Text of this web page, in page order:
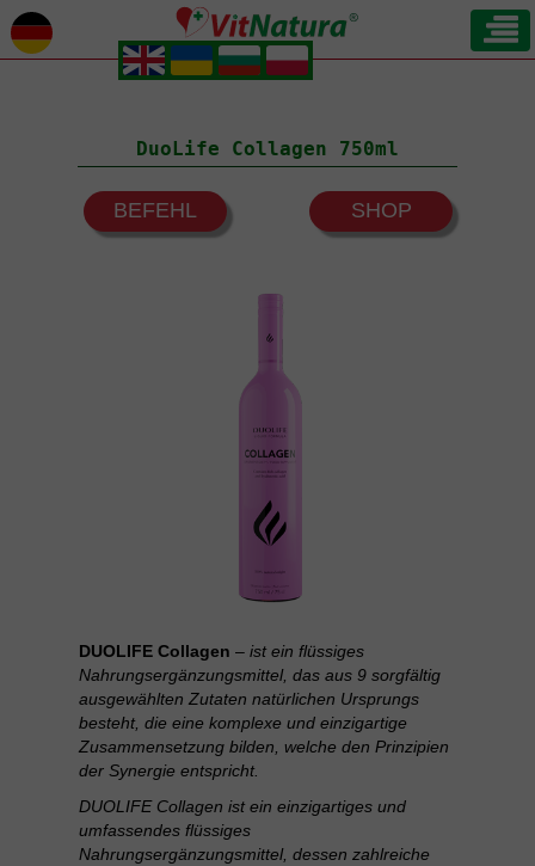
.
.
.
DuoLife Collagen 750ml
BEFEHL SHOP
DUOLIFE Collagen – ist ein flüssiges
Nahrungsergänzungsmittel, das aus 9 sorgfältig
ausgewählten Zutaten natürlichen Ursprungs
besteht, die eine komplexe und einzigartige
Zusammensetzung bilden, welche den Prinzipien
der Synergie entspricht.
DUOLIFE Collagen ist ein einzigartiges und
umfassendes flüssiges
Nahrungsergänzungsmittel, dessen zahlreiche